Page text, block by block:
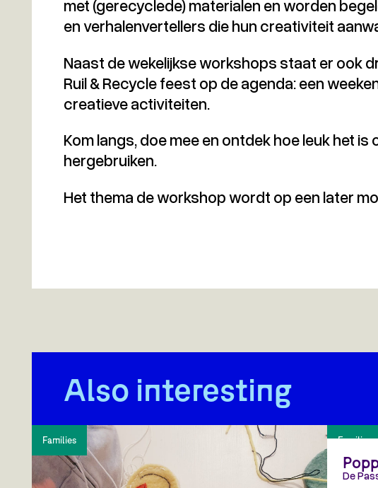
met (gerecyclede) materialen en worden
en verhalenvertellers die hun creativiteit
Naast de wekelijkse workshops staat er ook
Ruil & Recycle feest op de agenda: een
creatieve activiteiten.
Kom langs, doe mee en ontdek hoe leuk het is
hergebruiken.
Het thema de workshop wordt op een later
Also interesting
Families Families
De